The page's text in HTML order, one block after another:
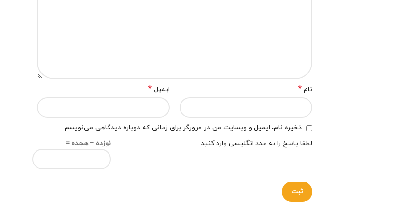
نام * ایمیل *
ذخیره نام، ایمیل و وبسایت من در مرورگر برای زمانی که دوباره دیدگاهی می‌نویسم.
لطفا پاسخ را به عدد انگلیسی وارد کنید:
نوزده − هجده =